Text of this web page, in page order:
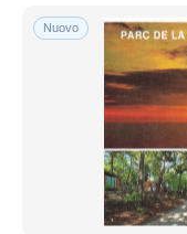
Nuovo